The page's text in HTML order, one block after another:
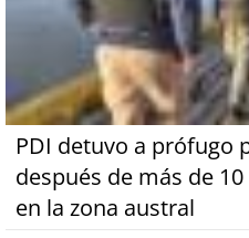
PDI detuvo a prófugo
después de más de
en la zona austral